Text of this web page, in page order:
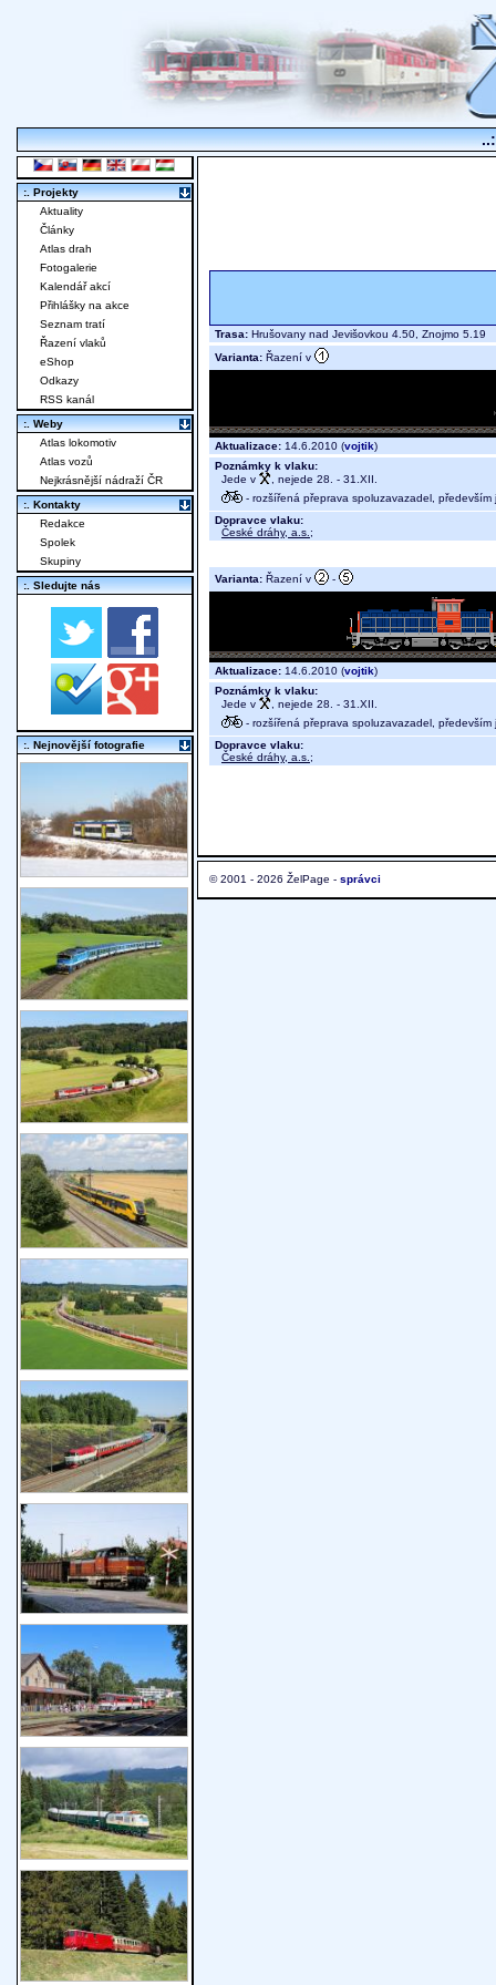
Trasa: Hrušovany nad Jevišovkou 4.50, Znojmo 5.19
Varianta: Řazení v
Aktualizace: 14.6.2010 (vojtik)
Poznámky k vlaku:
Jede v
, nejede 28. - 31.XII.
- rozšířená přeprava spoluzavazadel, především
Dopravce vlaku:
České dráhy, a.s. ;
Varianta: Řazení v -
Aktualizace: 14.6.2010 (vojtik)
Poznámky k vlaku:
Jede v
, nejede 28. - 31.XII.
- rozšířená přeprava spoluzavazadel, především
Dopravce vlaku:
České dráhy, a.s. ;
© 2001 - 2026 ŽelPage - správci
:. Projekty
Aktuality
Články
Atlas drah
Fotogalerie
Kalendář akcí
Přihlášky na akce
Seznam tratí
Řazení vlaků
eShop
Odkazy
RSS kanál
:. Weby
Atlas lokomotiv
Atlas vozů
Nejkrásnější nádraží ČR
:. Kontakty
Redakce
Spolek
Skupiny
:. Sledujte nás
:. Nejnovější fotografie